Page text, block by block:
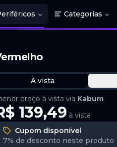
Categorias
À vista
preço à vista via Kabum
139,49 à vista
Cupom disponível
7% de desconto neste produto